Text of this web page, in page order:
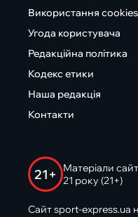
Використання cookies
Угода користувача
Редакційна політика
Кодекс етики
Наша редакція
Контакти
21+
Матеріали
21 року (21+)
Сайт sport-express.ua